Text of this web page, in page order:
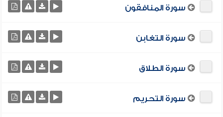
سورة المنافقون
سورة التغابن
سورة الطلاق
سورة التحريم